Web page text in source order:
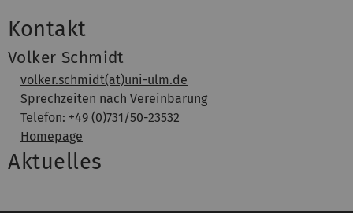
Kontakt
Volker Schmidt
volker.schmidt(at)uni-ulm.de
Sprechzeiten nach Vereinbarung
Telefon: +49 (0)731/50-23532
Homepage
Aktuelles